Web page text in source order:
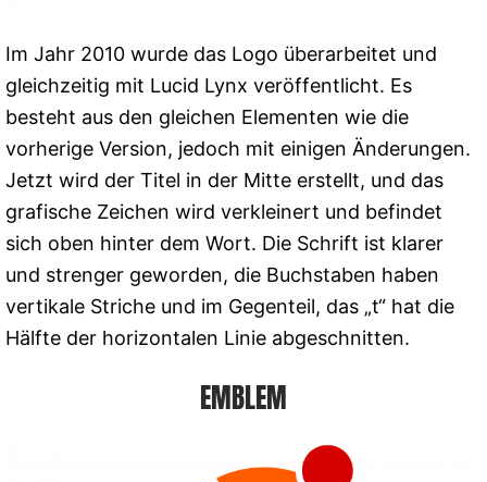
Im Jahr 2010 wurde das Logo überarbeitet und
gleichzeitig mit Lucid Lynx veröffentlicht. Es
besteht aus den gleichen Elementen wie die
vorherige Version, jedoch mit einigen Änderungen.
Jetzt wird der Titel in der Mitte erstellt, und das
grafische Zeichen wird verkleinert und befindet
sich oben hinter dem Wort. Die Schrift ist klarer
und strenger geworden, die Buchstaben haben
vertikale Striche und im Gegenteil, das „t“ hat die
Hälfte der horizontalen Linie abgeschnitten.
EMBLEM